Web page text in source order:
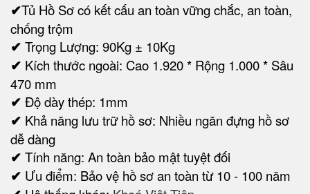
✔Tủ Hồ Sơ có kết cấu an toàn vững chắc, an toàn,
chống trộm
✔ Trọng Lượng: 90Kg ± 10Kg
✔ Kích thước ngoài: Cao 1.920 * Rộng 1.000 * Sâu
470 mm
✔ Độ dày thép: 1mm
✔ Khả năng lưu trữ hồ sơ: Nhiều ngăn đựng hồ sơ
dễ dàng
✔ Tính năng: An toàn bảo mật tuyệt đối
✔ Ưu điểm: Bảo vệ hồ sơ an toàn từ 10 - 100 năm